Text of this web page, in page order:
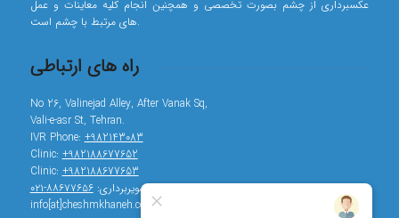
عکسبرداری از چشم بصورت تخصصی و همچنین انجام کلیه معاینات و عمل
های مرتبط با چشم است.
راه های ارتباطی
No 26, Valinejad Alley, After Vanak Sq,
Vali-e-asr St, Tehran.
IVR Phone:+982143083
Clinic:+982188677652
Clinic:+982188677653
تصویربرداری:۸۸۶۷۷۶۵۶-۰۲۱
info[at]cheshmkhaneh.com